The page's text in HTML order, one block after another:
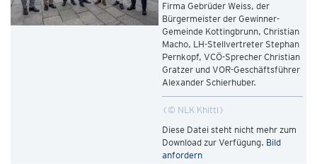
Firma Gebrüder Weiss, der
Bürgermeister der Gewinner-
Gemeinde Kottingbrunn, Christian
Macho, LH-Stellvertreter Stephan
Pernkopf, VCÖ-Sprecher Christian
Gratzer und VOR-Geschäftsführer
Alexander Schierhuber.
© NLK Khittl
Diese Datei steht nicht mehr zum
Download zur Verfügung. Bild
anfordern